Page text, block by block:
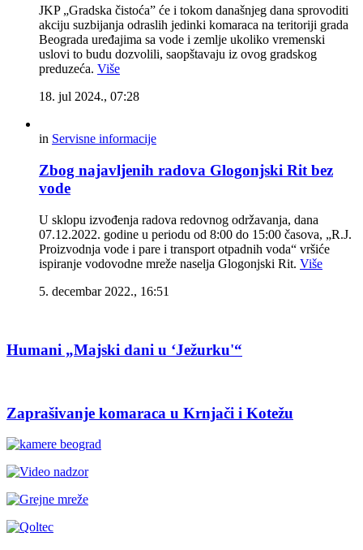
JKP „Gradska čistoća” će i tokom današnjeg dana sprovoditi
akciju suzbijanja odraslih jedinki komaraca na teritoriji grada
Beograda uređajima sa vode i zemlje ukoliko vremenski
uslovi to budu dozvolili, saopštavaju iz ovog gradskog
preduzeća. Više
18. jul 2024., 07:28
in Servisne informacije
Zbog najavljenih radova Glogonjski Rit bez
vode
U sklopu izvođenja radova redovnog održavanja, dana
07.12.2022. godine u periodu od 8:00 do 15:00 časova, „R.J.
Proizvodnja vode i pare i transport otpadnih voda“ vršiće
ispiranje vodovodne mreže naselja Glogonjski Rit. Više
5. decembar 2022., 16:51
Humani „Majski dani u ‘Ježurku'“
Zaprašivanje komaraca u Krnjači i Kotežu